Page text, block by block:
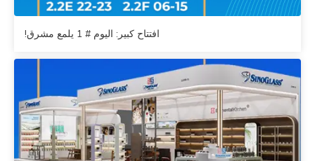
افتتاح كبير: اليوم # 1 يلمع مشرق!